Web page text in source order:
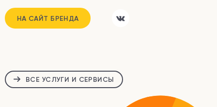
НА САЙТ БРЕНДА
ВСЕ УСЛУГИ И СЕРВИСЫ